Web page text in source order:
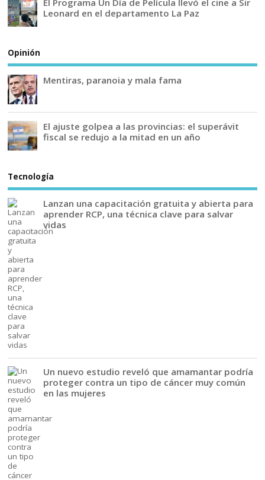
El Programa Un Día de Película llevó el cine a Sir
Leonard en el departamento La Paz
Opinión
Mentiras, paranoia y mala fama
El ajuste golpea a las provincias: el superávit
fiscal se redujo a la mitad en un año
Tecnología
Lanzan una capacitación gratuita y abierta para
aprender RCP, una técnica clave para salvar
vidas
Un nuevo estudio reveló que amamantar podría
proteger contra un tipo de cáncer muy común
en las mujeres